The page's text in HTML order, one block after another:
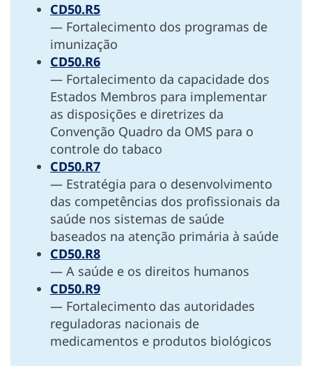
CD50.R5
— Fortalecimento dos programas de
imunização
CD50.R6
— Fortalecimento da capacidade dos
Estados Membros para implementar
as disposições e diretrizes da
Convenção Quadro da OMS para o
controle do tabaco
CD50.R7
— Estratégia para o desenvolvimento
das competências dos profissionais da
saúde nos sistemas de saúde
baseados na atenção primária à saúde
CD50.R8
— A saúde e os direitos humanos
CD50.R9
— Fortalecimento das autoridades
reguladoras nacionais de
medicamentos e produtos biológicos